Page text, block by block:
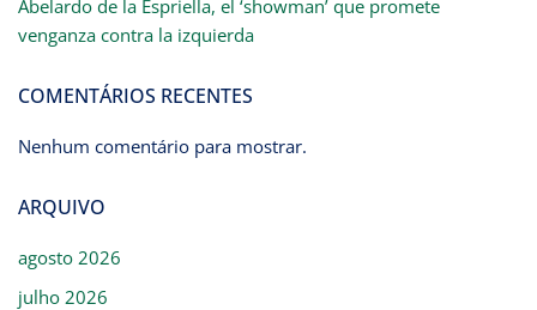
Abelardo de la Espriella, el ‘showman’ que promete
venganza contra la izquierda
COMENTÁRIOS RECENTES
Nenhum comentário para mostrar.
ARQUIVO
agosto 2026
julho 2026